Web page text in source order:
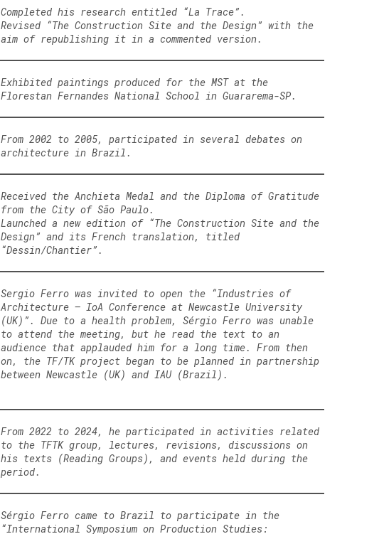
Completed his research entitled “La Trace”.
Revised “The Construction Site and the Design” with the
aim of republishing it in a commented version.
Exhibited paintings produced for the MST at the
Florestan Fernandes National School in Guararema-SP.
From 2002 to 2005, participated in several debates on
architecture in Brazil.
Received the Anchieta Medal and the Diploma of Gratitude
from the City of São Paulo.
Launched a new edition of “The Construction Site and the
Design” and its French translation, titled
“Dessin/Chantier”.
Sergio Ferro was invited to open the “Industries of
Architecture – IoA Conference at Newcastle University
(UK)”. Due to a health problem, Sérgio Ferro was unable
to attend the meeting, but he read the text to an
audience that applauded him for a long time. From then
on, the TF/TK project began to be planned in partnership
between Newcastle (UK) and IAU (Brazil).
From 2022 to 2024, he participated in activities related
to the TFTK group, lectures, revisions, discussions on
his texts (Reading Groups), and events held during the
period.
Sérgio Ferro came to Brazil to participate in the
“International Symposium on Production Studies: